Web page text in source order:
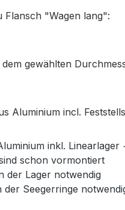
Flansch "Wagen lang":
gewählten
Aluminium incl.
inkl. Linearlager
schon vormontiert
der Lager notwendig
Seegerringe